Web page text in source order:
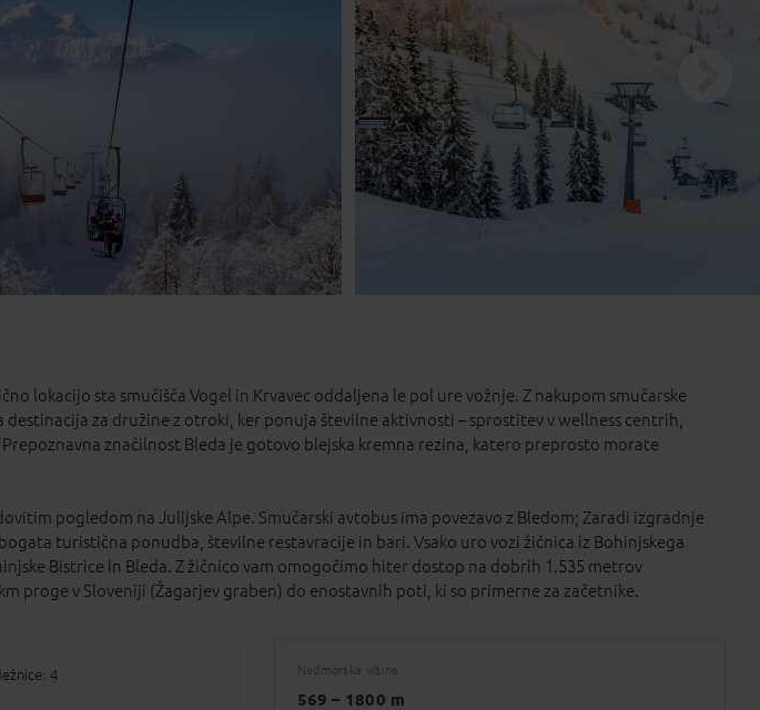
lokacijo sta smučišča Vogel in Krvavec oddaljena le pol ure vožnje. Z nakupom smučarske
za družine z otroki, ker ponuja številne aktivnosti – sprostitev v wellness centrih,
značilnost Bleda je gotovo blejska kremna rezina, katero preprosto morate
pogledom na Julijske Alpe. Smučarski avtobus ima povezavo z Bledom; Zaradi izgradnje
turistična ponudba, številne restavracije in bari. Vsako uro vozi žičnica iz Bohinjskega
Bistrice in Bleda. Z žičnico vam omogočimo hiter dostop na dobrih 1.535 metrov
proge v Sloveniji (Žagarjev graben) do enostavnih poti, ki so primerne za začetnike.
4 Nadmorska višina
569 – 1800 m